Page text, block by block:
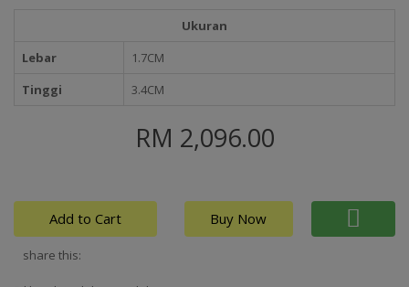
Ukuran
Lebar
1.7CM
Tinggi
3.4CM
RM 2,096.00
Add to Cart Buy Now
share this: